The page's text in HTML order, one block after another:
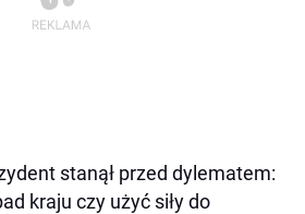
stanął przed dylematem:
kraju czy użyć siły do